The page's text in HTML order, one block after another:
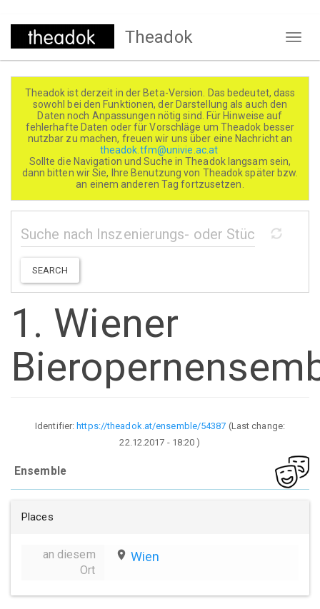
Direkt
Theadok
Theadok ist derzeit in der Beta-Version. Das bedeutet, dass
sowohl bei den Funktionen, der Darstellung als auch den
Daten noch Anpassungen nötig sind. Für Hinweise auf
fehlerhafte Daten oder für Vorschläge um Theadok besser
nutzbar zu machen, freuen wir uns über eine Nachricht an
theadok.tfm@univie.ac.at
Sollte die Navigation und Suche in Theadok langsam sein,
dann bitten wir Sie, Ihre Benutzung von Theadok später bzw.
an einem anderen Tag fortzusetzen.
SEARCH
1. Wiener
Identifier:https://theadok.at/ensemble/54387 (Last change:
22.12.2017 - 18:20 )
Ensemble
Places
an diesem
Ort
place Wien